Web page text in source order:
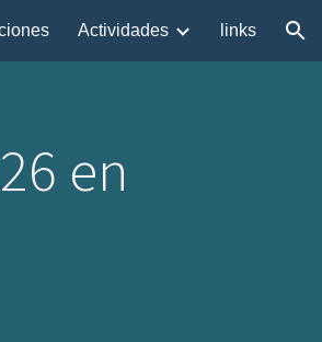
Actividades links
en